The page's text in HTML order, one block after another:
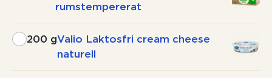
rumstempererat
200 gValio Laktosfri cream cheese
naturell